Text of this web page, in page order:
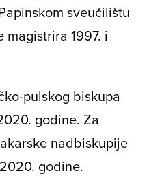
sveučilištu
1997. i
pulskog biskupa
godine. Za
nadbiskupije
godine.